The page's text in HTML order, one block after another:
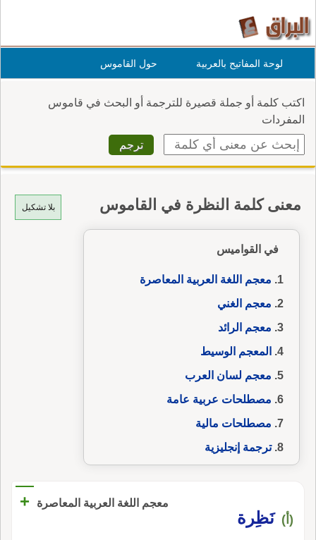
لوحة المفاتيح بالعربية حول القاموس
اكتب كلمة أو جملة قصيرة للترجمة أو البحث في قاموس
المفردات
بلا تشكيل معنى كلمة النظرة في القاموس
في القواميس
معجم اللغة العربية المعاصرة
معجم الغني
معجم الرائد
المعجم الوسيط
معجم لسان العرب
مصطلحات عربية عامة
مصطلحات مالية
ترجمة إنجليزية
معجم اللغة العربية المعاصرة +
(أ) نَظِرة